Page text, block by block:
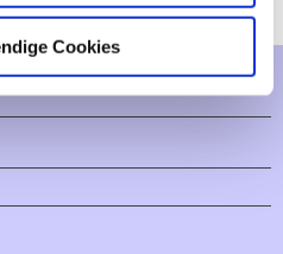
Cookies